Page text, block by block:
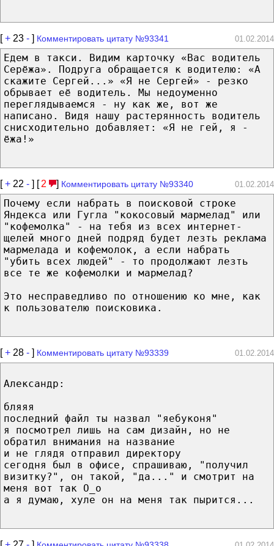
[+ 23 - ] Комментировать цитату №93341 01.02.2014
Едем в такси. Видим карточку «Вас водитель
Серёжа». Подруга обращается к водителю: «А
скажите Сергей...» «Я не Сергей» - резко
обрывает её водитель. Мы недоуменно
переглядываемся - ну как же, вот же
написано. Видя нашу растерянность водитель
снисходительно добавляет: «Я не гей, я -
ёжа!»
[+ 22 - ] [ 2 ] Комментировать цитату №93340 01.02.2014
Почему если набрать в поисковой строке
Яндекса или Гугла "кокосовый мармелад" или
"кофемолка" - на тебя из всех интернет-
щелей много дней подряд будет лезть реклама
мармелада и кофемолок, а если набрать
"убить всех людей" - то продолжают лезть
все те же кофемолки и мармелад?
Это несправедливо по отношению ко мне, как
к пользователю поисковика.
[+ 28 - ] Комментировать цитату №93339 01.02.2014
Александр:
бляяя
последний файл ты назвал "яебуконя"
я посмотрел лишь на сам дизайн, но не
обратил внимания на название
и не глядя отправил директору
сегодня был в офисе, спрашиваю, "получил
визитку?", он такой, "да..." и смотрит на
меня вот так О_о
а я думаю, хуле он на меня так пырится...